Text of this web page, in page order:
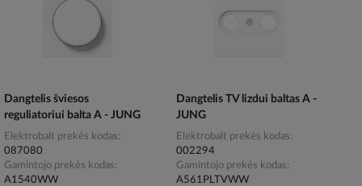
Dangtelis šviesos
reguliatoriui balta A - JUNG
Elektrobalt prekės kodas
087080
Gamintojo prekės kodas
A1540WW
Dangtelis TV lizdui baltas A -
JUNG
Elektrobalt prekės kodas
002294
Gamintojo prekės kodas
A561PLTVWW